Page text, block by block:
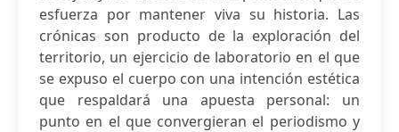
esfuerza por mantener viva su historia. Las
crónicas son producto de la exploración del
territorio, un ejercicio de laboratorio en el que
se expuso el cuerpo con una intención estética
que respaldará una apuesta personal: un
punto en el que convergieran el periodismo y